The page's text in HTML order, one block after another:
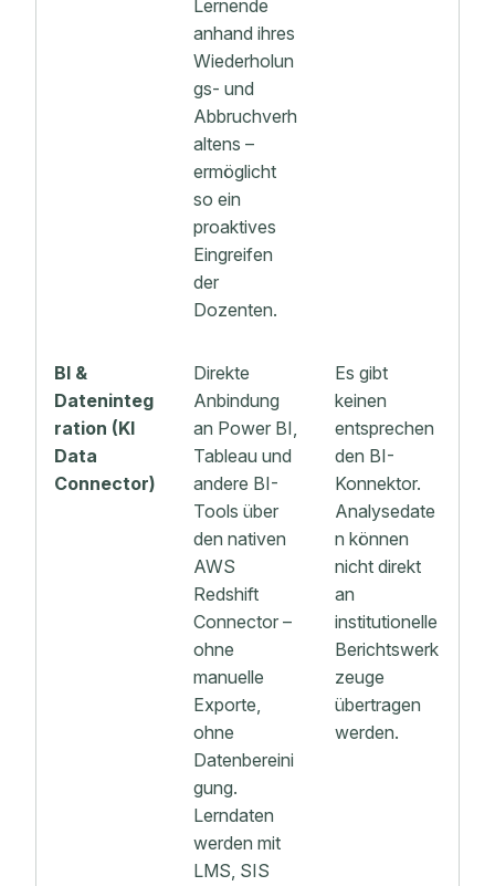
Lernende
anhand ihres
Wiederholun
gs- und
Abbruchverh
altens –
ermöglicht
so ein
proaktives
Eingreifen
der
Dozenten.
BI &
Dateninteg
ration (KI
Data
Connector)
Direkte
Anbindung
an Power BI,
Tableau und
andere BI-
Tools über
den nativen
AWS
Redshift
Connector –
ohne
manuelle
Exporte,
ohne
Datenbereini
gung.
Lerndaten
werden mit
LMS, SIS
Es gibt
keinen
entsprechen
den BI-
Konnektor.
Analysedate
n können
nicht direkt
an
institutionelle
Berichtswerk
zeuge
übertragen
werden.